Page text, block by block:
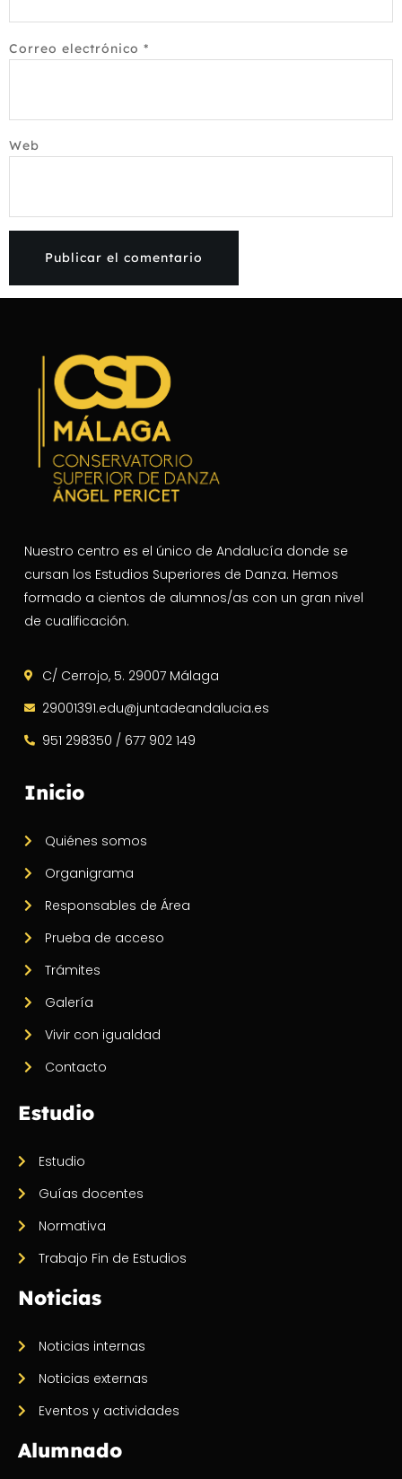
Correo electrónico *
Web
Nuestro centro es el único de Andalucía donde se
cursan los Estudios Superiores de Danza. Hemos
formado a cientos de alumnos/as con un gran nivel
de cualificación.
C/ Cerrojo, 5. 29007 Málaga
29001391.edu@juntadeandalucia.es
951 298350 / 677 902 149
Inicio
Quiénes somos
Organigrama
Responsables de Área
Prueba de acceso
Trámites
Galería
Vivir con igualdad
Contacto
Estudio
Estudio
Guías docentes
Normativa
Trabajo Fin de Estudios
Noticias
Noticias internas
Noticias externas
Eventos y actividades
Alumnado